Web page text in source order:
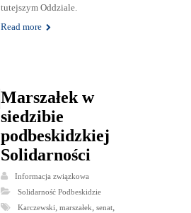
tutejszym Oddziale.
Read more
Marszałek w
siedzibie
podbeskidzkiej
Solidarności
Informacja związkowa
Solidarność Podbeskidzie
Karczewski marszałek senat,